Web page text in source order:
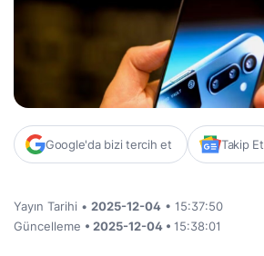
Google'da bizi tercih et Takip Et
Yayın Tarihi • 2025-12-04 • 15:37:50
Güncelleme • 2025-12-04 • 15:38:01